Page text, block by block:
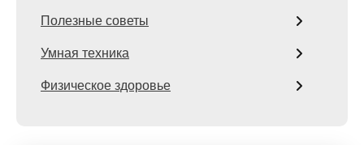
Полезные советы
Умная техника
Физическое здоровье